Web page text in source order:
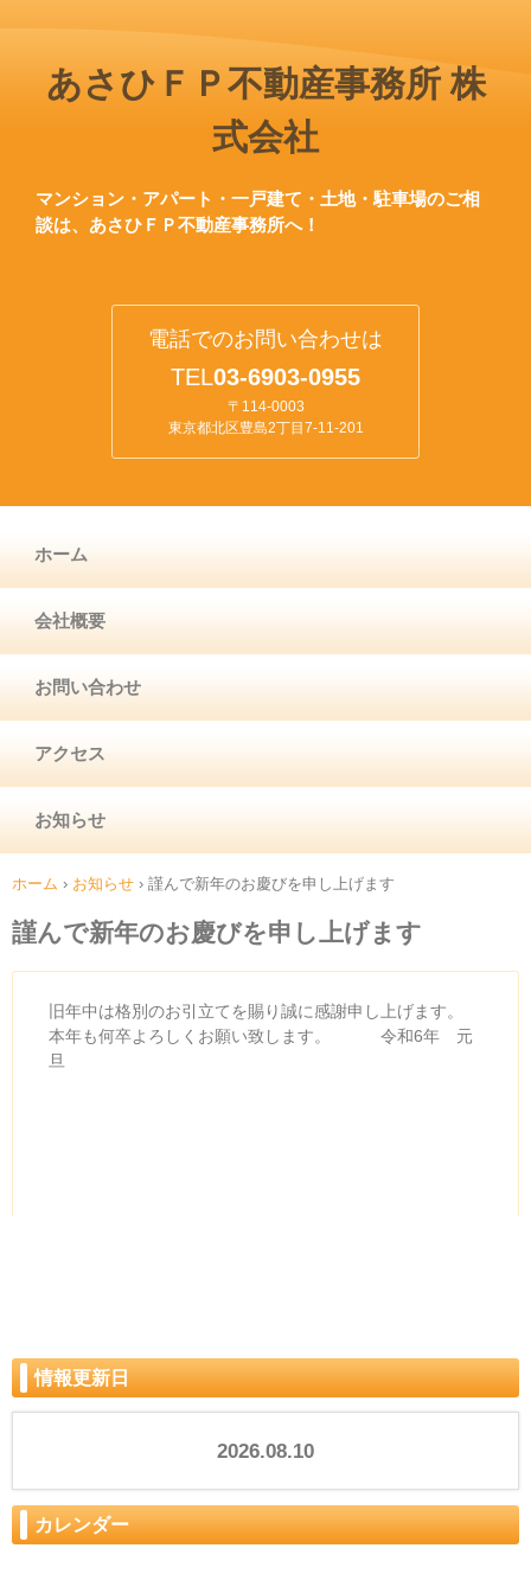
あさひＦＰ不動産事務所 株
式会社
マンション・アパート・一戸建て・土地・駐車場のご相
談は、あさひＦＰ不動産事務所へ！
電話でのお問い合わせは
TEL03-6903-0955
〒114-0003
東京都北区豊島2丁目7-11-201
ホーム
会社概要
お問い合わせ
アクセス
お知らせ
ホーム › お知らせ › 謹んで新年のお慶びを申し上げます
謹んで新年のお慶びを申し上げます
旧年中は格別のお引立てを賜り誠に感謝申し上げます。
本年も何卒よろしくお願い致します。 令和6年 元
旦
情報更新日
2026.08.10
カレンダー